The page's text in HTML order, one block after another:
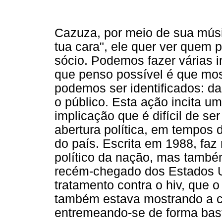
Cazuza, por meio de sua
tua cara", ele quer ver quem
sócio. Podemos fazer várias
que penso possível é que
podemos ser identificados:
o público. Esta ação incita
implicação que é difícil de
abertura política, em tempos
do país. Escrita em 1988,
político da nação, mas
recém-chegado dos Estados
tratamento contra o hiv, que
também estava mostrando a
entremeando-se de forma